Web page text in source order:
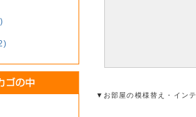
▼お部屋の模様替え・イン